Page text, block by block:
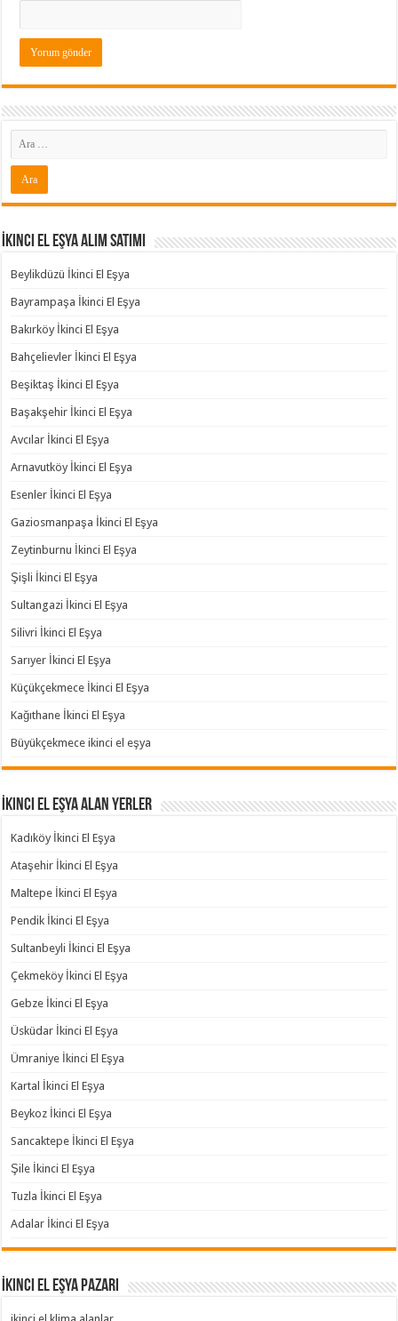
İkinci El Eşya Alım Satımı
Beylikdüzü İkinci El Eşya
Bayrampaşa İkinci El Eşya
Bakırköy İkinci El Eşya
Bahçelievler İkinci El Eşya
Beşiktaş İkinci El Eşya
Başakşehir İkinci El Eşya
Avcılar İkinci El Eşya
Arnavutköy İkinci El Eşya
Esenler İkinci El Eşya
Gaziosmanpaşa İkinci El Eşya
Zeytinburnu İkinci El Eşya
Şişli İkinci El Eşya
Sultangazi İkinci El Eşya
Silivri İkinci El Eşya
Sarıyer İkinci El Eşya
Küçükçekmece İkinci El Eşya
Kağıthane İkinci El Eşya
Büyükçekmece ikinci el eşya
İkinci El Eşya Alan Yerler
Kadıköy İkinci El Eşya
Ataşehir İkinci El Eşya
Maltepe İkinci El Eşya
Pendik İkinci El Eşya
Sultanbeyli İkinci El Eşya
Çekmeköy İkinci El Eşya
Gebze İkinci El Eşya
Üsküdar İkinci El Eşya
Ümraniye İkinci El Eşya
Kartal İkinci El Eşya
Beykoz İkinci El Eşya
Sancaktepe İkinci El Eşya
Şile İkinci El Eşya
Tuzla İkinci El Eşya
Adalar İkinci El Eşya
İkinci El Eşya Pazarı